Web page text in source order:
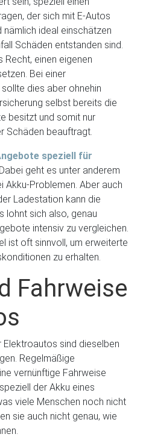
der sich mit E-Autos
nämlich ideal einschätzen
Schäden entstanden sind.
einen eigenen
Bei einer
dies aber ohnehin
selbst bereits die
besitzt und somit nur
Schäden beauftragt.
speziell für
geht es unter anderem
Akku-Problemen. Aber auch
Ladestation kann die
lohnt sich also, genau
intensiv zu vergleichen.
ist oft sinnvoll, um erweiterte
zu erhalten.
Fahrweise
Elektroautos sind dieselben
Regelmäßige
vernünftige Fahrweise
der Akku eines
viele Menschen noch nicht
sie auch nicht genau, wie